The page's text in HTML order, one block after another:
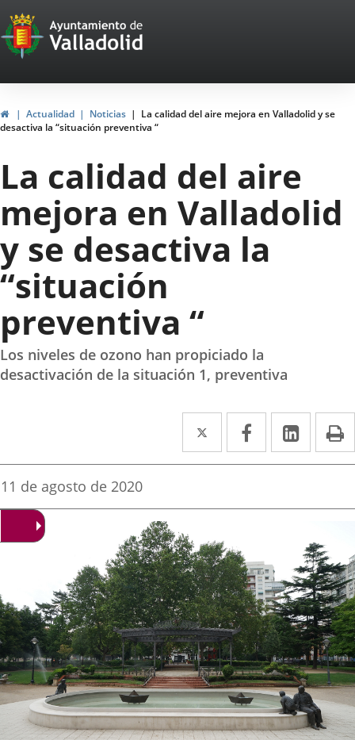
Portal
Web
del
Ayuntamiento
de
Valladolid
HomeActualidad Noticias
La calidad del aire mejora en Valladolid y se
desactiva la “situación preventiva “
La calidad del aire
mejora en Valladolid
y se desactiva la
“situación
preventiva “
Los niveles de ozono han propiciado la
desactivación de la situación 1, preventiva
Twitter
Enlace
a
aplicación
externa.
Facebook
Enlace
a
aplicación
Enlace
a
Fecha
la
noticia
11 de agosto de 2020